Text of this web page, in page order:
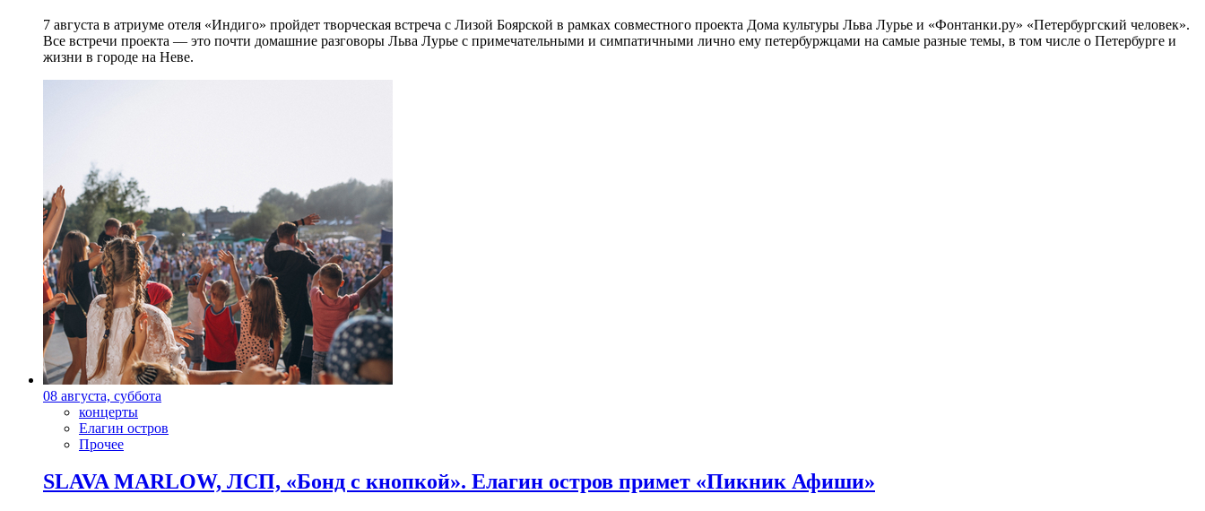
7 августа в атриуме отеля «Индиго» пройдет творческая встреча с Лизой Боярской в рамках совместного проекта Дома культуры Льва Лурье и «Фонтанки.ру» «Петербургский человек».
Все встречи проекта — это почти домашние разговоры Льва Лурье с примечательными и симпатичными лично ему петербуржцами на самые разные темы, в том числе о Петербурге и
жизни в городе на Неве.
08 августа, суббота
концерты
Елагин остров
Прочее
SLAVA MARLOW, ЛСП, «Бонд с кнопкой». Елагин остров примет «Пикник Афиши»